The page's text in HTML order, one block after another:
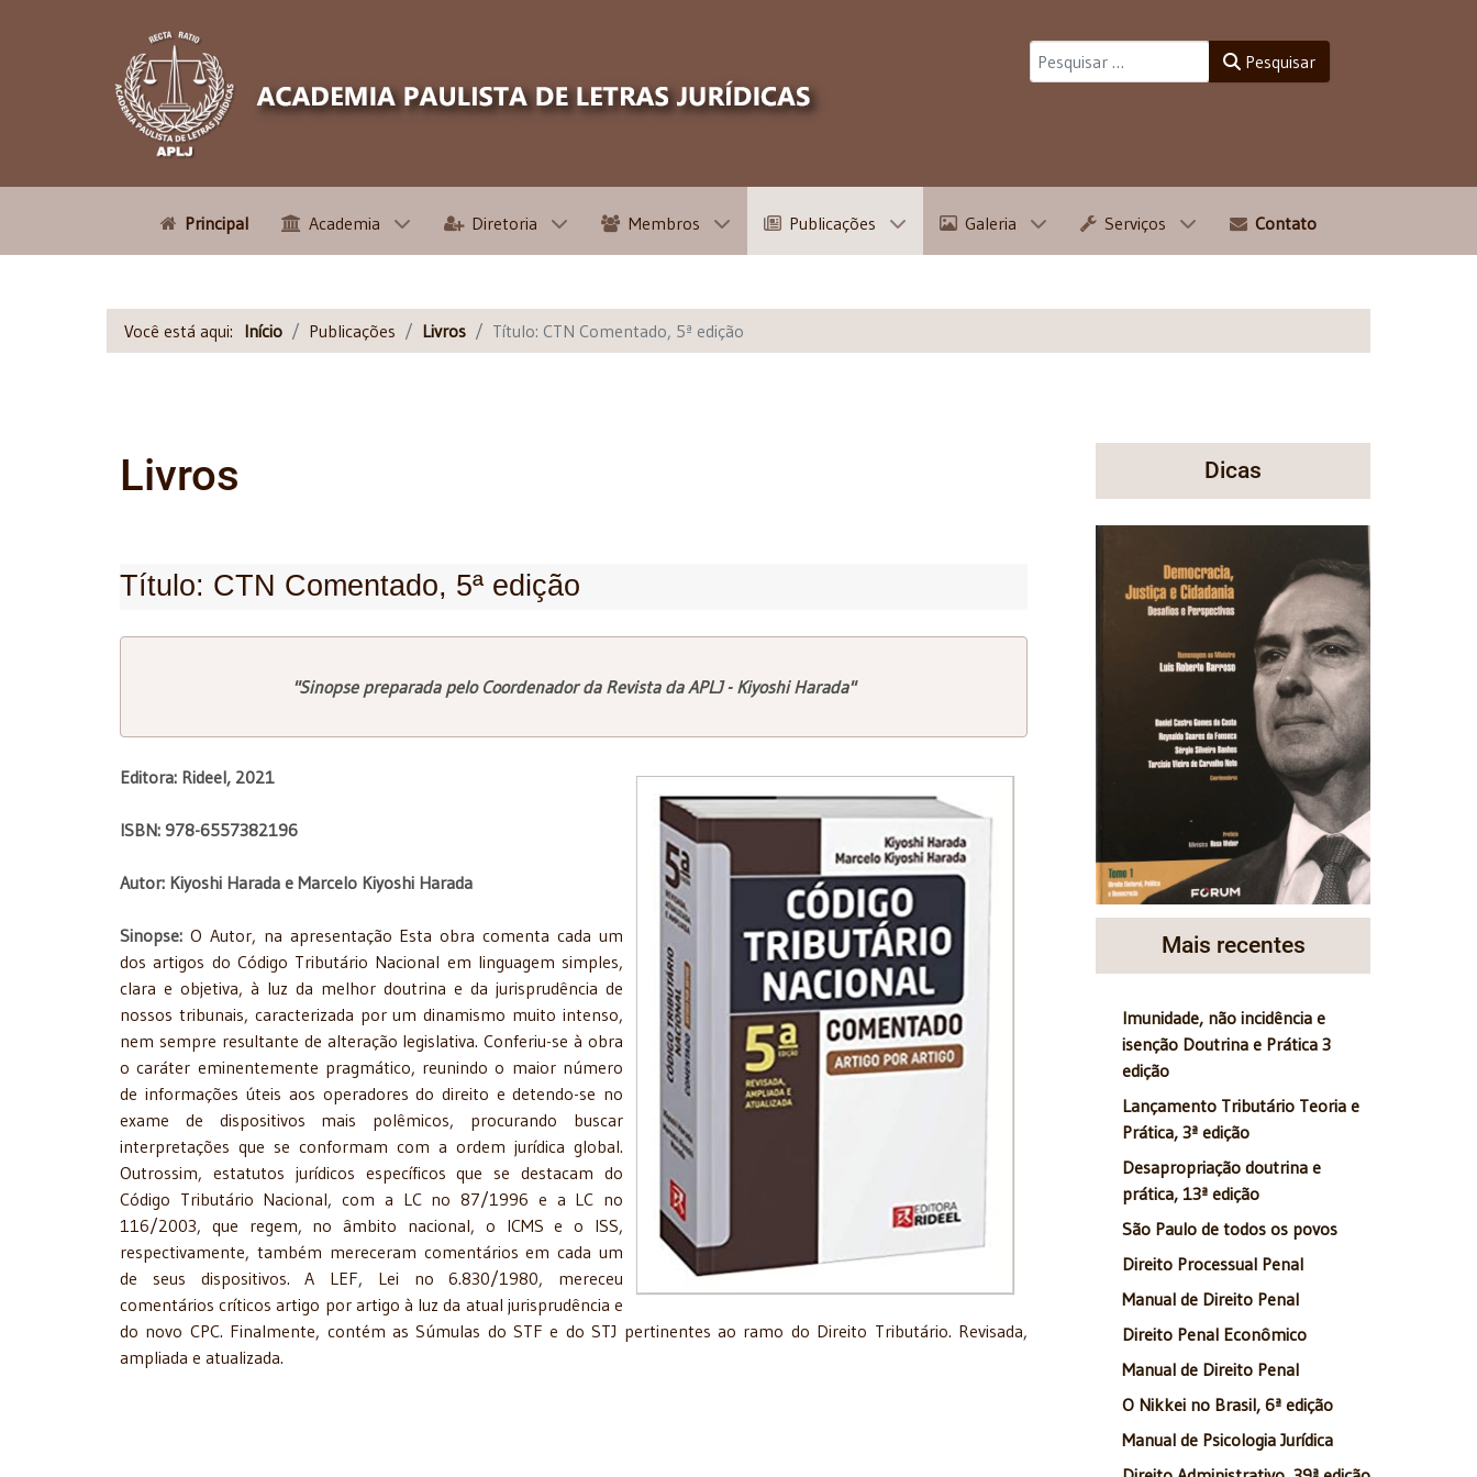
Pesquisar
Principal Academia Diretoria Membros Publicações Galeria Serviços Contato
Você está aqui: Início Publicações Livros Título: CTN Comentado, 5ª edição
Livros
Título: CTN Comentado, 5ª edição
"Sinopse preparada pelo Coordenador da Revista da APLJ - Kiyoshi Harada"
Editora: Rideel, 2021
ISBN: 978-6557382196
Autor: Kiyoshi Harada e Marcelo Kiyoshi Harada
Sinopse: O Autor, na apresentação Esta obra comenta cada um
dos artigos do Código Tributário Nacional em linguagem simples,
clara e objetiva, à luz da melhor doutrina e da jurisprudência de
nossos tribunais, caracterizada por um dinamismo muito intenso,
nem sempre resultante de alteração legislativa. Conferiu-se à obra
o caráter eminentemente pragmático, reunindo o maior número
de informações úteis aos operadores do direito e detendo-se no
exame de dispositivos mais polêmicos, procurando buscar
interpretações que se conformam com a ordem jurídica global.
Outrossim, estatutos jurídicos específicos que se destacam do
Código Tributário Nacional, com a LC no 87/1996 e a LC no
116/2003, que regem, no âmbito nacional, o ICMS e o ISS,
respectivamente, também mereceram comentários em cada um
de seus dispositivos. A LEF, Lei no 6.830/1980, mereceu
comentários críticos artigo por artigo à luz da atual jurisprudência e
do novo CPC. Finalmente, contém as Súmulas do STF e do STJ pertinentes ao ramo do Direito Tributário. Revisada,
ampliada e atualizada.
Dicas
Mais recentes
Imunidade, não incidência e
isenção Doutrina e Prática 3
edição
Lançamento Tributário Teoria e
Prática, 3ª edição
Desapropriação doutrina e
prática, 13ª edição
São Paulo de todos os povos
Direito Processual Penal
Manual de Direito Penal
Direito Penal Econômico
Manual de Direito Penal
O Nikkei no Brasil, 6ª edição
Manual de Psicologia Jurídica